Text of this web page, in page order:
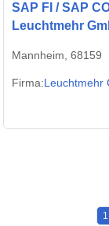
SAP FI / SAP
Leuchtmehr
Mannheim, 68159
Firma:Leuchtmehr
1